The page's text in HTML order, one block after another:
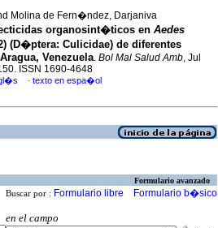
Molina de Fern�ndez, Darjaniva
organosint�ticos en Aedes
(D�ptera: Culicidae) de diferentes
Venezuela. Bol Mal Salud Amb, Jul
ISSN 1690-4648
· texto en espa�ol
Formulario avanzado
Buscar por : Formulario libre Formulario b�sico
en el campo